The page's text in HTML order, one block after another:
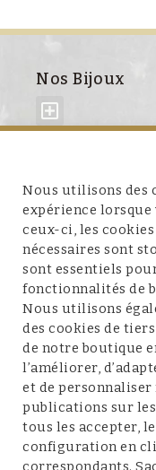
Nos Bijoux
À propos de
Service client
Conditions et
Nous utilisons des
expérience lorsque
ceux-ci, les
nécessaires sont
sont essentiels
fonctionnalités de
Nous utilisons
des cookies de
de notre boutique
l’améliorer,
et de
publications sur les
tous les accepter,
configuration en
correspondants.